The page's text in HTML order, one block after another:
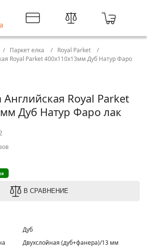
Паркет елка
Royal Parket
Royal Parket 400х110х13мм Дуб Натур Фаро
Английская Royal Parket
Дуб Натур Фаро лак
В СРАВНЕНИЕ
Дуб
Двухслойная (дуб+фанера)/13 мм